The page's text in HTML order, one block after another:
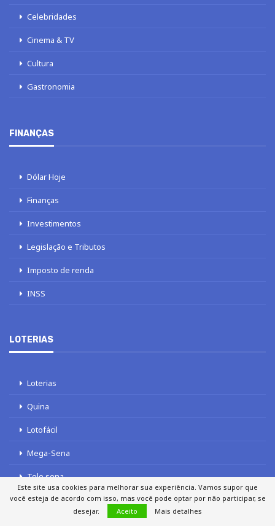
Celebridades
Cinema & TV
Cultura
Gastronomia
FINANÇAS
Dólar Hoje
Finanças
Investimentos
Legislação e Tributos
Imposto de renda
INSS
LOTERIAS
Loterias
Quina
Lotofácil
Mega-Sena
Tele sena
Este site usa cookies para melhorar sua experiência. Vamos supor que
você esteja de acordo com isso, mas você pode optar por não participar, se
desejar.
Aceito Mais detalhes